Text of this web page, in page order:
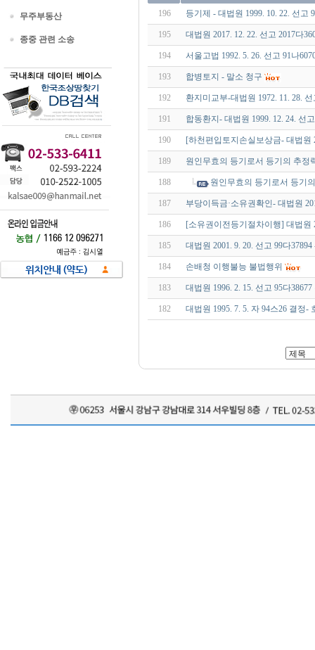
무주부동산
종중 관련 소송
196 등기제 - 대법원 1999. 10. 22. 선고
195 대법원 2017. 12. 22. 선고 2017다
194 서울고법 1992. 5. 26. 선고 91나
193 합병토지 - 말소 청구
192 환지미교부-대법원 1972. 11. 28.
191 합동환지- 대법원 1999. 12. 24. 선
190 [하천편입토지손실보상금- 대법원
189 원인무효의 등기로서 등기의 추정
188 원인무효의 등기로서 등기
187 부당이득금·소유권확인- 대법원
186 [소유권이전등기절차이행] 대법원
185 대법원 2001. 9. 20. 선고 99다
184 손배청 이행불능 불법행위
183 대법원 1996. 2. 15. 선고 95다
182 대법원 1995. 7. 5. 자 94스26 결정-